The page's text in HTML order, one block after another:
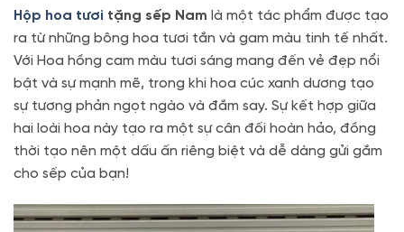
Hộp hoa tươi tặng sếp Nam là một tác phẩm được tạo
ra từ những bông hoa tươi tắn và gam màu tinh tế nhất.
Với Hoa hồng cam màu tươi sáng mang đến vẻ đẹp nổi
bật và sự mạnh mẽ, trong khi hoa cúc xanh dương tạo
sự tương phản ngọt ngào và đắm say. Sự kết hợp giữa
hai loài hoa này tạo ra một sự cân đối hoàn hảo, đồng
thời tạo nên một dấu ấn riêng biệt và dễ dàng gửi gắm
cho sếp của bạn!